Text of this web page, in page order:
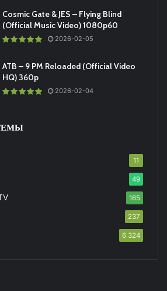
Cosmic Gate & JES – Flying Blind
(Official Music Video) 1080p60
2026-02-05
ATB – 9 PM Reloaded (Official Video
HQ) 360p
2026-02-04
11
49
165
237
6 324